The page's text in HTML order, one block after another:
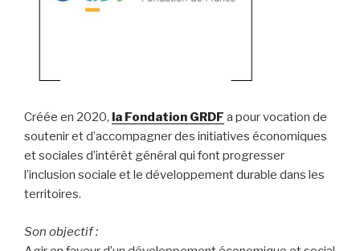
Créée en 2020, la Fondation GRDF a pour vocation de
soutenir et d’accompagner des initiatives économiques
et sociales d’intérêt général qui font progresser
l’inclusion sociale et le développement durable dans les
territoires.
Son objectif :